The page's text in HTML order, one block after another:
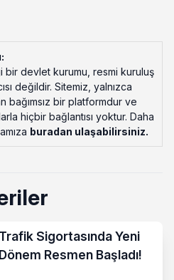
bir devlet kurumu, resmi kuruluş
değildir. Sitemiz, yalnızca
bağımsız bir platformdur ve
hiçbir bağlantısı yoktur. Daha
buradan ulaşabilirsiniz.
Trafik Sigortasında Yeni
Dönem Resmen Başladı!